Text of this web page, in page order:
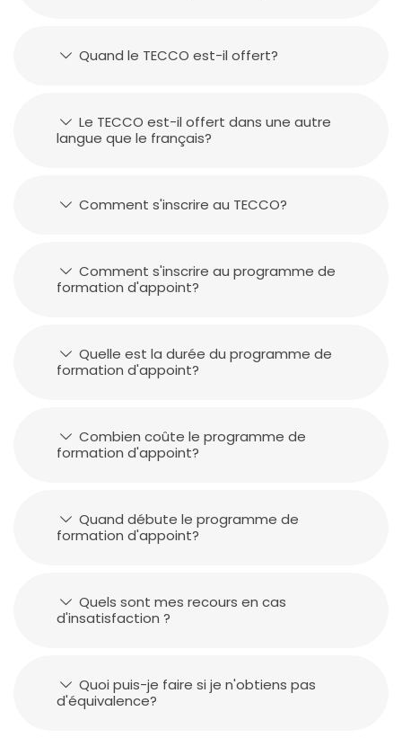
Quand le TECCO est-il offert?
Le TECCO est-il offert dans une autre
langue que le français?
Comment s'inscrire au TECCO?
Comment s'inscrire au programme de
formation d'appoint?
Quelle est la durée du programme de
formation d'appoint?
Combien coûte le programme de
formation d'appoint?
Quand débute le programme de
formation d'appoint?
Quels sont mes recours en cas
d'insatisfaction ?
Quoi puis-je faire si je n'obtiens pas
d'équivalence?